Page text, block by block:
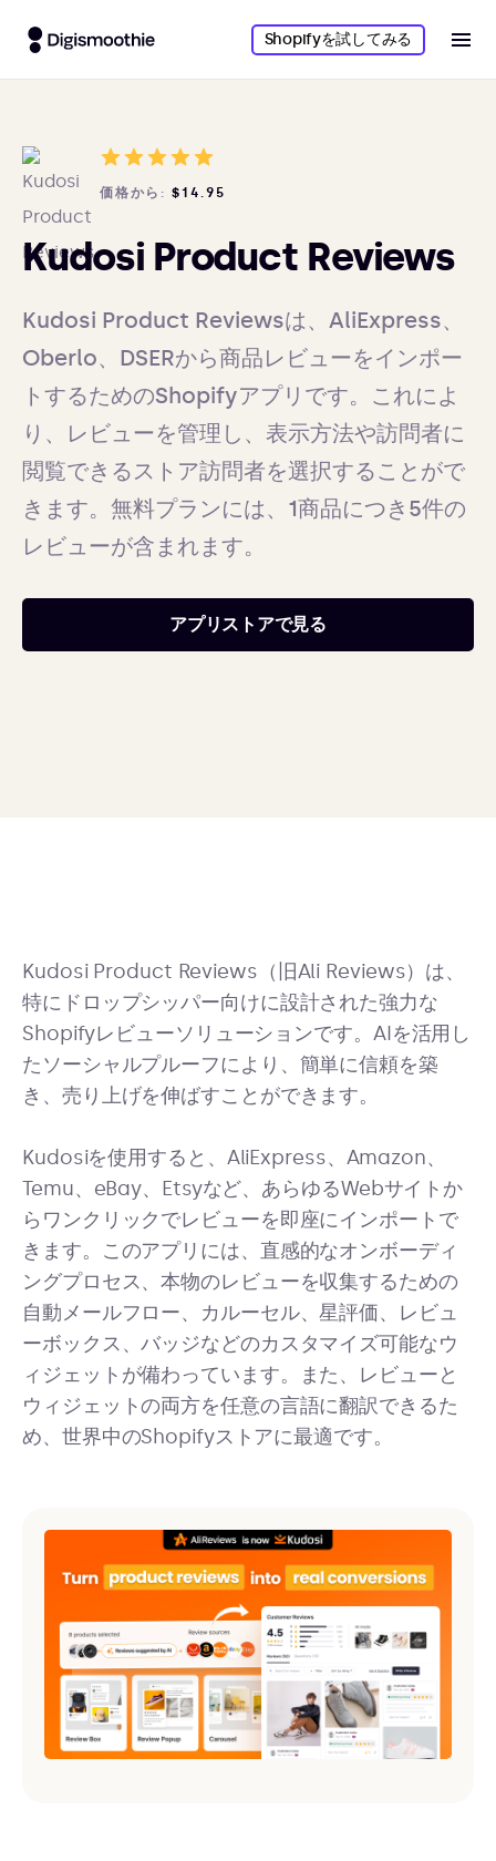
Shopifyを試してみる
価格から: $14.95
Kudosi Product Reviews
Kudosi Product Reviewsは、AliExpress、
Oberlo、DSERから商品レビューをインポー
トするためのShopifyアプリです。これによ
り、レビューを管理し、表示方法や訪問者に
閲覧できるストア訪問者を選択することがで
きます。無料プランには、1商品につき5件の
レビューが含まれます。
アプリストアで見る
Kudosi Product Reviews（旧Ali Reviews）は、
特にドロップシッパー向けに設計された強力な
Shopifyレビューソリューションです。AIを活用し
たソーシャルプルーフにより、簡単に信頼を築
き、売り上げを伸ばすことができます。
Kudosiを使用すると、AliExpress、Amazon、
Temu、eBay、Etsyなど、あらゆるWebサイトか
らワンクリックでレビューを即座にインポートで
きます。このアプリには、直感的なオンボーディ
ングプロセス、本物のレビューを収集するための
自動メールフロー、カルーセル、星評価、レビュ
ーボックス、バッジなどのカスタマイズ可能なウ
ィジェットが備わっています。また、レビューと
ウィジェットの両方を任意の言語に翻訳できるた
め、世界中のShopifyストアに最適です。